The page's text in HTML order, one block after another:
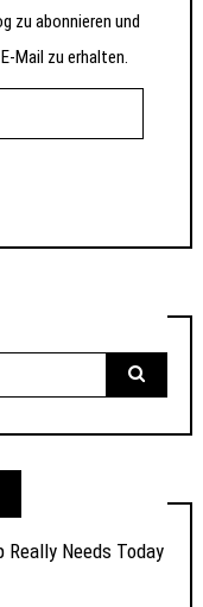
zu abonnieren und
Mail zu erhalten.
Really Needs Today